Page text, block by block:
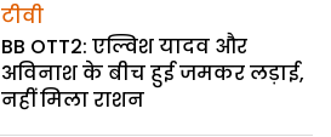
टीवी
BB OTT2: एल्विश यादव और
अविनाश के बीच हुई जमकर लड़ाई,
नहीं मिला राशन